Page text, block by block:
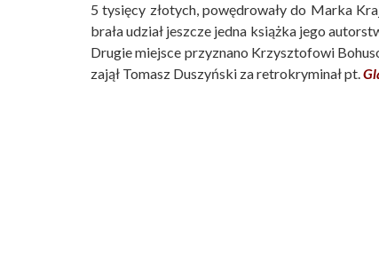
5 tysięcy złotych, powędrowały do Marka
brała udział jeszcze jedna książka jego
Drugie miejsce przyznano Krzysztofowi
zajął Tomasz Duszyński za retrokryminał pt.